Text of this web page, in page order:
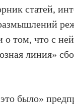
статей,
о том, что с
линия»
было»